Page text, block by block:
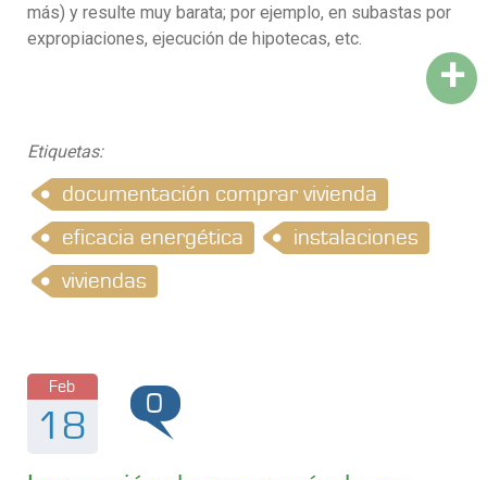
más) y resulte muy barata; por ejemplo, en subastas por
expropiaciones, ejecución de hipotecas, etc.
+
Etiquetas:
documentación comprar vivienda
eficacia energética
instalaciones
viviendas
Feb
18
0